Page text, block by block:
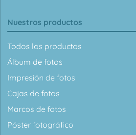
Nuestros productos
Todos los productos
Álbum de fotos
Impresión de fotos
Cajas de fotos
Marcos de fotos
Póster fotográfico